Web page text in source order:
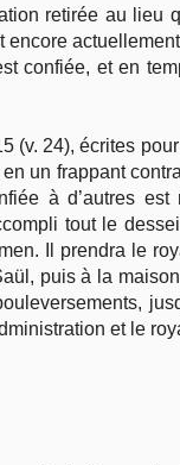
retirée au lieu
encore
confiée, et en
(v. 24), écrites
un frappant
à d’autres
tout le
Il prendra le
puis à la
et le